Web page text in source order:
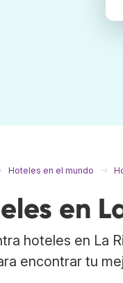
Hoteles en el mundo
en
hoteles en La
encontrar tu